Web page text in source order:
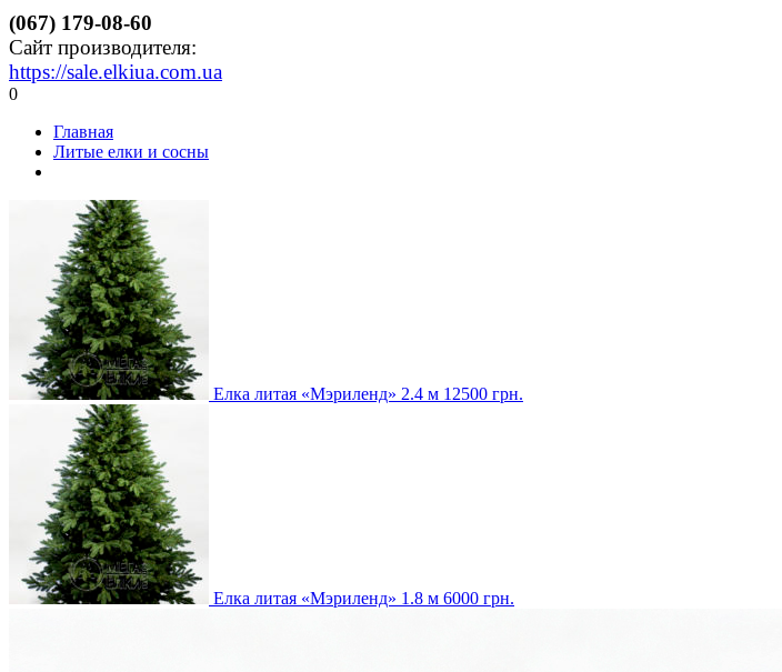
(067) 179-08-60
Сайт производителя:
https://sale.elkiua.com.ua
0
Главная
Литые елки и сосны
Елка литая «Мэриленд» 2.4 м 12500 грн.
Елка литая «Мэриленд» 1.8 м 6000 грн.